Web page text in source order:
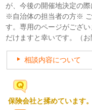
が、今後の開催地決定の
※自治体の担当者の方※ ご
す。専用のページがござ
だけますと幸いです。
（
相談内容について
保険会社と揉めています